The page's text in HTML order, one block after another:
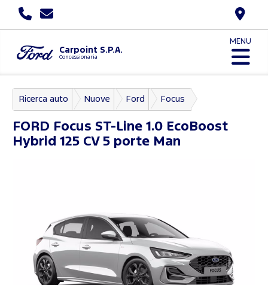
Carpoint S.P.A.
Concessionaria
MENU
Ricerca auto Nuove Ford Focus
FORD Focus ST-Line 1.0 EcoBoost
Hybrid 125 CV 5 porte Man